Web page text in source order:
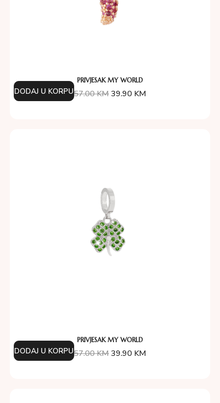
PRIVJESAK MY WORLD
57.00KM39.90 KM
DODAJ U KORPU
PRIVJESAK MY WORLD
57.00KM39.90 KM
DODAJ U KORPU